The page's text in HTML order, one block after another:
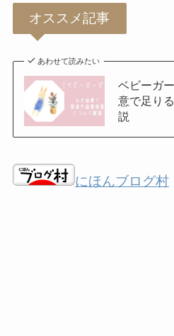
オススメ記事
あわせて読みたい
ベビーガ
意で足り
説
にほんブログ村